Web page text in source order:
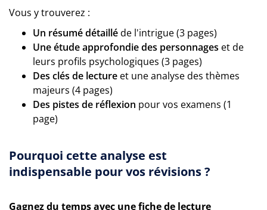
Vous y trouverez :
Un résumé détailléde l'intrigue (3 pages)
Une étude approfondie des personnages et de
leurs profils psychologiques (3 pages)
Des clés de lecture et une analyse des thèmes
majeurs (4 pages)
Des pistes de réflexion pour vos examens (1
page)
Pourquoi cette analyse est
indispensable pour vos révisions ?
Gagnez du temps avec une fiche de lecture